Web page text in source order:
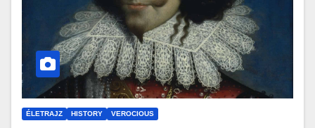
ÉLETRAJZ HISTORY VEROCIOUS